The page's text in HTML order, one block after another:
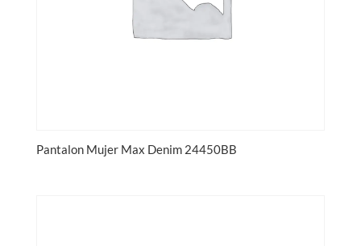
Pantalon Mujer Max Denim 24450BB